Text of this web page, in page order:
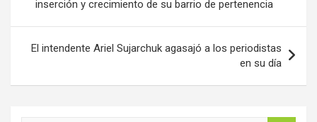
inserción y crecimiento de su barrio de pertenencia
El intendente Ariel Sujarchuk agasajó a los periodistas
en su día